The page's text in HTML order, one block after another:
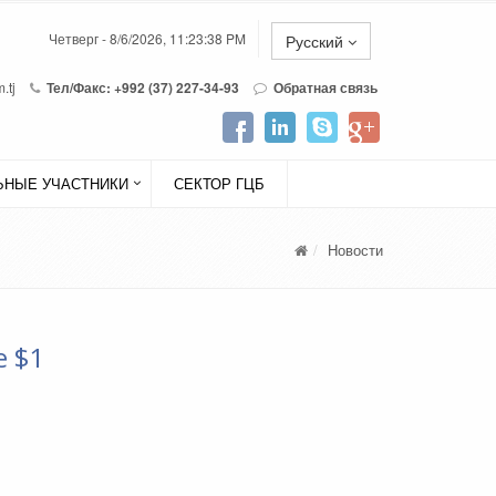
Четверг - 8/6/2026, 11:23:38 PM Русский
Тел/Факс: +992 (37) 227-34-93 Обратная связь
УЧАСТНИКИ СЕКТОР ГЦБ
Новости
$1